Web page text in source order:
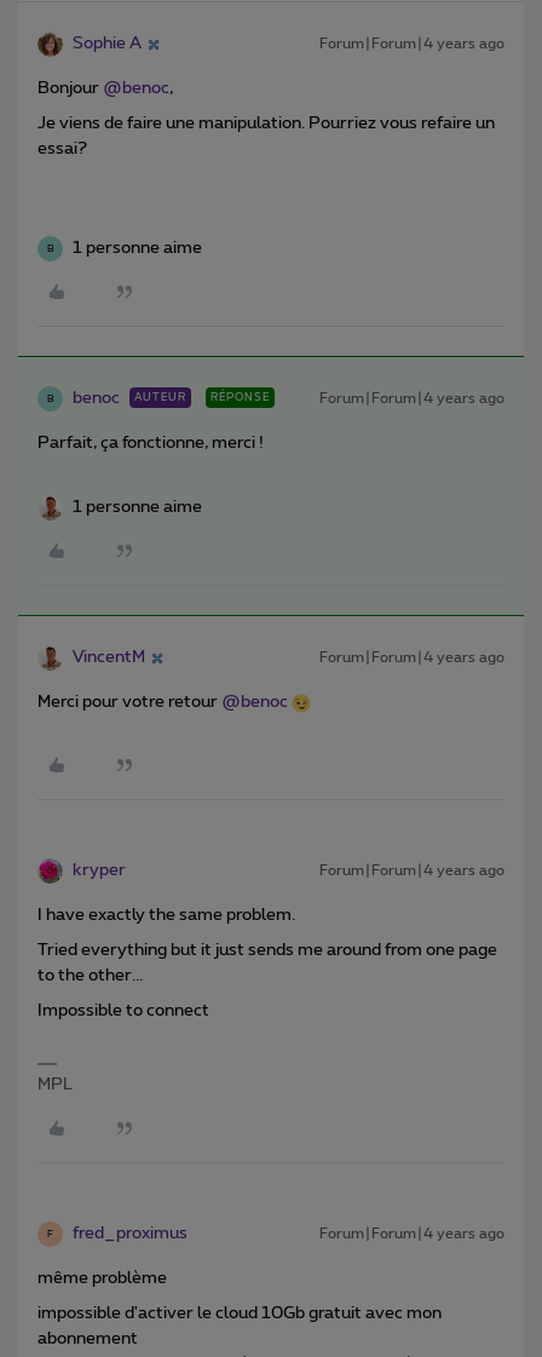
Sophie A Forum|Forum|4 years ago
Bonjour @benoc,
Je viens de faire une manipulation. Pourriez vous refaire un
essai?
B 1 personne aime
B benoc AUTEUR RÉPONSE Forum|Forum|4 years ago
Parfait, ça fonctionne, merci !
1 personne aime
VincentM Forum|Forum|4 years ago
Merci pour votre retour @benoc
kryper Forum|Forum|4 years ago
I have exactly the same problem.
Tried everything but it just sends me around from one page
to the other...
Impossible to connect
MPL
F fred_proximus Forum|Forum|4 years ago
même problème
impossible d'activer le cloud 10Gb gratuit avec mon
abonnement